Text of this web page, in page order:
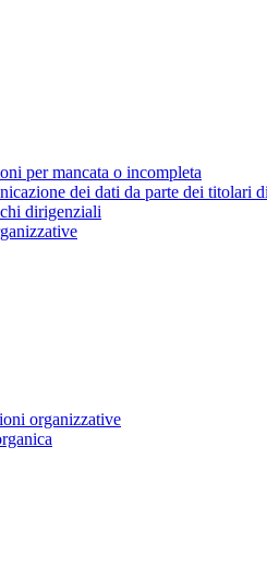
per mancata o incompleta
dei dati da parte dei titolari
dirigenziali
organizzative